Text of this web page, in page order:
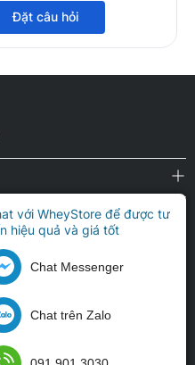
Đặt câu hỏi
tôi tại
với WheyStore để được tư
hiệu quả và giá tốt
Chat Messenger
Chat trên Zalo